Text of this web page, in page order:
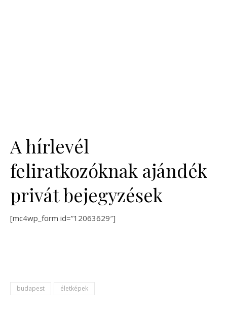
A hírlevél
feliratkozóknak ajándék
privát bejegyzések
[mc4wp_form id=”12063629″]
budapest életképek